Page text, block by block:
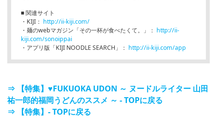
■ 関連サイト
・KIJI： http://ii-kiji.com/
・麺のwebマガジン「その一杯が食べたくて。」： http://ii-
kiji.com/sonoippai
・アプリ版「KIJI NOODLE SEARCH」： http://ii-kiji.com/app
⇒ 【特集】♥FUKUOKA UDON ～ ヌードルライター 山田
祐一郎的福岡うどんのススメ ～ - TOPに戻る
⇒ 【特集】- TOPに戻る